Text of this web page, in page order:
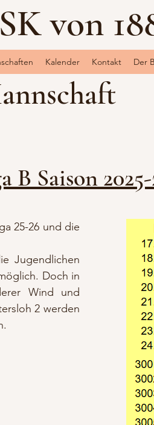
von
Kalender Kontakt Der
chaft
B Saison
25-26 und die
Jugendlichen
Doch in
Wind und
2 werden